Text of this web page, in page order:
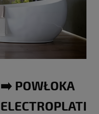
➡️ POWŁOKA